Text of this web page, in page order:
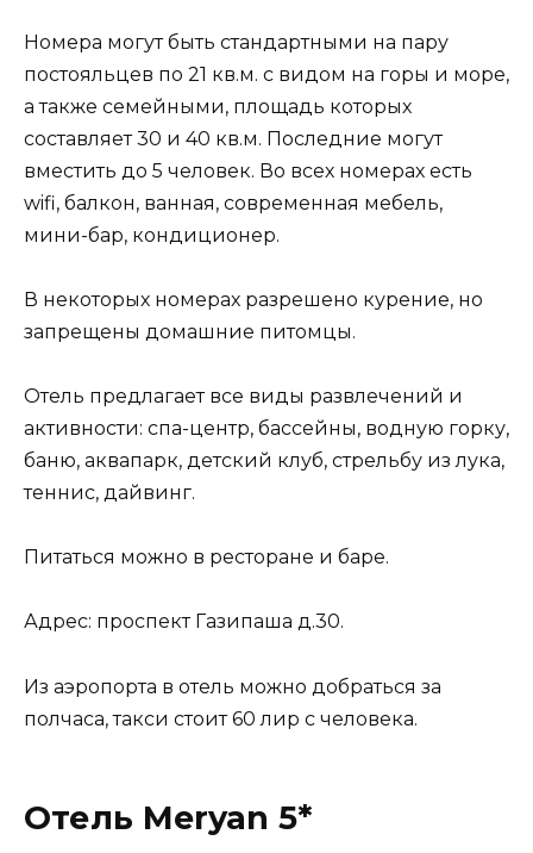
Номера могут быть стандартными на пару
постояльцев по 21 кв.м. с видом на горы и море,
а также семейными, площадь которых
составляет 30 и 40 кв.м. Последние могут
вместить до 5 человек. Во всех номерах есть
wifi, балкон, ванная, современная мебель,
мини-бар, кондиционер.
В некоторых номерах разрешено курение, но
запрещены домашние питомцы.
Отель предлагает все виды развлечений и
активности: спа-центр, бассейны, водную горку,
баню, аквапарк, детский клуб, стрельбу из лука,
теннис, дайвинг.
Питаться можно в ресторане и баре.
Адрес: проспект Газипаша д.30.
Из аэропорта в отель можно добраться за
полчаса, такси стоит 60 лир с человека.
Отель Meryan 5*